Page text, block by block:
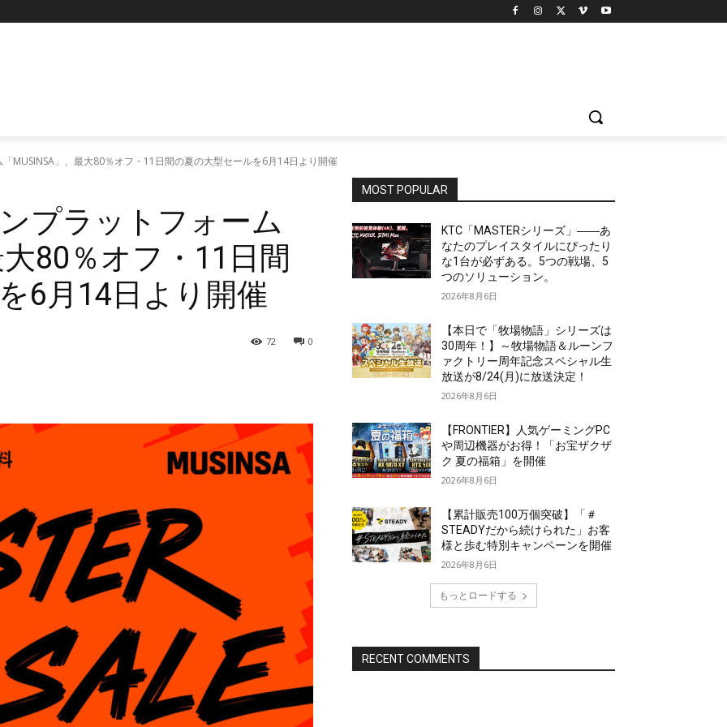
MUSINSA」、最大80％オフ・11日間の夏の大型セールを6月14日より開催
プラットフォーム
80％オフ・11日間
6月14日より開催
0
72
MOST POPULAR
KTC「MASTERシリーズ」――あ
なたのプレイスタイルにぴったり
な1台が必ずある。5つの戦場、5
つのソリューション。
2026年8月6日
【本日で「牧場物語」シリーズは
30周年！】～牧場物語＆ルーンフ
ァクトリー周年記念スペシャル生
放送が8/24(月)に放送決定！
2026年8月6日
【FRONTIER】人気ゲーミングPC
や周辺機器がお得！「お宝ザクザ
ク 夏の福箱」を開催
2026年8月6日
【累計販売100万個突破】「＃
STEADYだから続けられた」お客
様と歩む特別キャンペーンを開催
2026年8月6日
もっとロードする
RECENT COMMENTS